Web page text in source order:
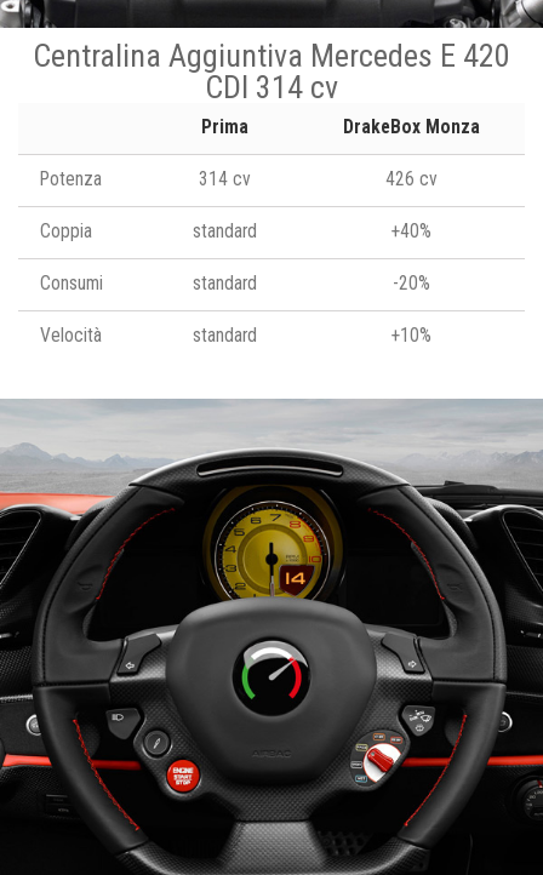
Centralina Aggiuntiva Mercedes E 420
CDI 314 cv
Prima DrakeBox Monza
Potenza 314 cv 426 cv
Coppia standard +40%
Consumi standard -20%
Velocità standard +10%